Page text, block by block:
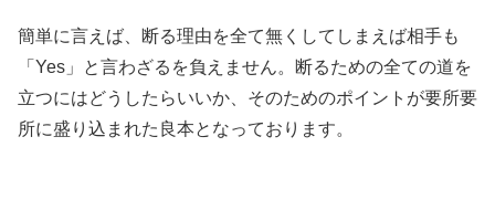
簡単に言えば、断る理由を全て無くしてしまえば相手も
「Yes」と言わざるを負えません。断るための全ての道を
立つにはどうしたらいいか、そのためのポイントが要所要
所に盛り込まれた良本となっております。